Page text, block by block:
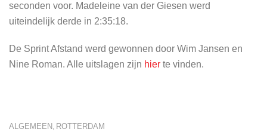
seconden voor. Madeleine van der Giesen werd
uiteindelijk derde in 2:35:18.
De Sprint Afstand werd gewonnen door Wim Jansen en
Nine Roman. Alle uitslagen zijn hier te vinden.
ALGEMEEN, ROTTERDAM